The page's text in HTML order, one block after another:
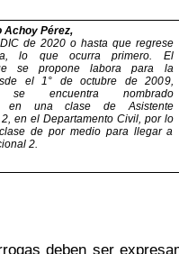
Achoy Pérez,
de 2020 o hasta que regrese
lo que ocurra primero. El
se propone labora para la
el 1° de octubre de 2009,
se encuentra nombrado
en una clase de Asistente
en el Departamento Civil, por lo
de por medio para llegar a
2.
deben ser